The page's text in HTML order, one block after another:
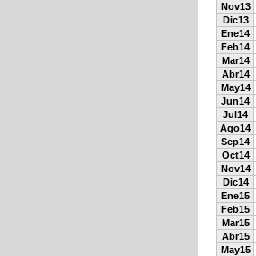
Nov13
Dic13
Ene14
Feb14
Mar14
Abr14
May14
Jun14
Jul14
Ago14
Sep14
Oct14
Nov14
Dic14
Ene15
Feb15
Mar15
Abr15
May15